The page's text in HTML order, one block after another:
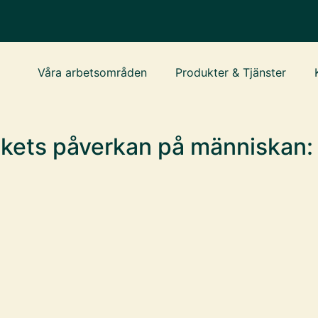
Våra arbetsområden Produkter & Tjänster
påverkan på människan: